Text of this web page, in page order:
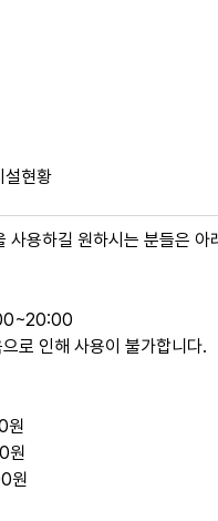
설현황
사용하길 원하시는 분들은
로 인해 사용이 불가합니다.
원
원
원